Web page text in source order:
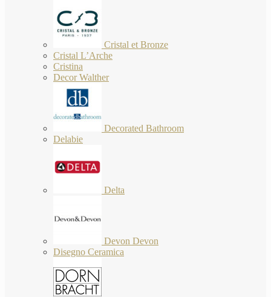
Cristal et Bronze
Cristal L’Arche
Cristina
Decor Walther
Decorated Bathroom
Delabie
Delta
Devon Devon
Disegno Ceramica